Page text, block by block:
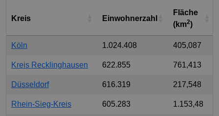
Kreis Einwohnerzahl
Fläche
(km2)
Köln 1.024.408 405,087
Kreis Recklinghausen 622.855 761,413
Düsseldorf 616.319 217,548
Rhein-Sieg-Kreis 605.283 1.153,48